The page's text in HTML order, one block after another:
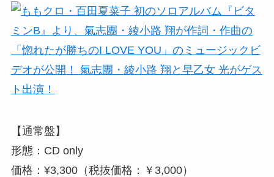
【通常盤】
形態：CD only
価格：¥3,300（税抜価格：￥3,000）